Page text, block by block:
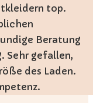
top.
Beratung
Sehr gefallen,
des Laden.